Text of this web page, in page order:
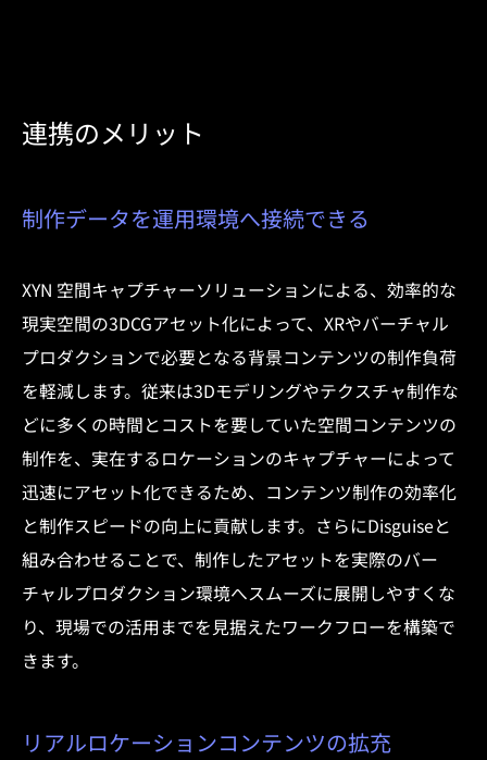
連携のメリット
制作データを運用環境へ接続できる
XYN 空間キャプチャーソリューションによる、効率的な
現実空間の3DCGアセット化によって、XRやバーチャル
プロダクションで必要となる背景コンテンツの制作負荷
を軽減します。従来は3Dモデリングやテクスチャ制作な
どに多くの時間とコストを要していた空間コンテンツの
制作を、実在するロケーションのキャプチャーによって
迅速にアセット化できるため、コンテンツ制作の効率化
と制作スピードの向上に貢献します。さらにDisguiseと
組み合わせることで、制作したアセットを実際のバー
チャルプロダクション環境へスムーズに展開しやすくな
り、現場での活用までを見据えたワークフローを構築で
きます。
リアルロケーションコンテンツの拡充